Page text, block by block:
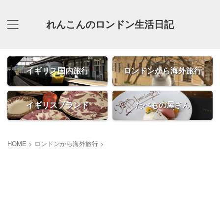
れんこんのロンドン生活日記
イギリス国内旅行 ロンドンから海外旅行
イギリスブランド たべもの屋さん
HOME > ロンドンから海外旅行 >